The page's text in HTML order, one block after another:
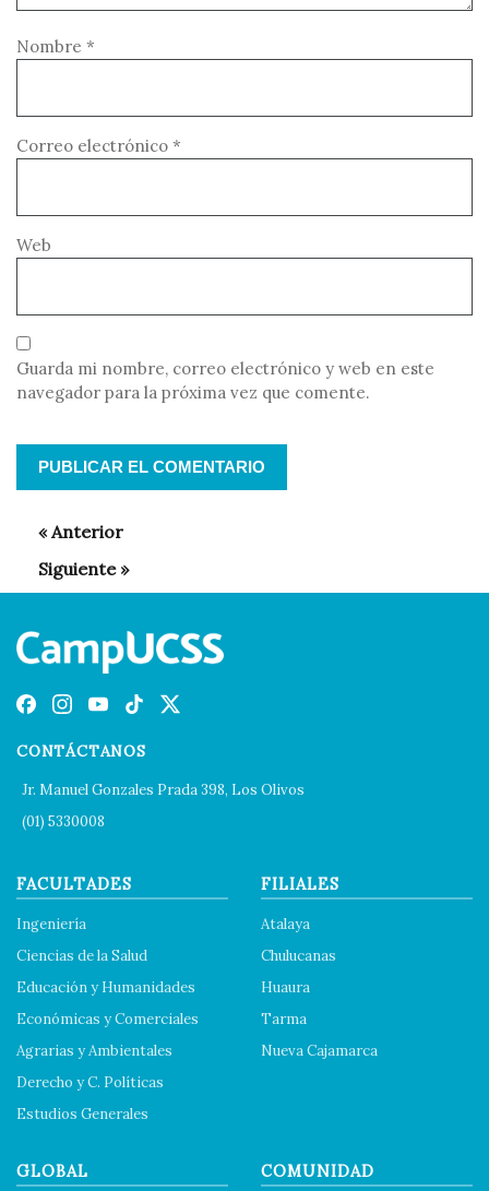
Nombre *
Correo electrónico *
Web
Guarda mi nombre, correo electrónico y web en este
navegador para la próxima vez que comente.
CONTÁCTANOS
Jr. Manuel Gonzales Prada 398, Los Olivos
(01) 5330008
FACULTADES
Ingeniería
Ciencias de la Salud
Educación y Humanidades
Económicas y Comerciales
Agrarias y Ambientales
Derecho y C. Políticas
Estudios Generales
FILIALES
Atalaya
Chulucanas
Huaura
Tarma
Nueva Cajamarca
GLOBAL COMUNIDAD